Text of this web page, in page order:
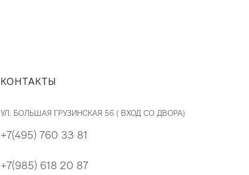
КОНТАКТЫ
УЛ. БОЛЬШАЯ ГРУЗИНСКАЯ 56 ( ВХОД СО ДВОРА)
+7(495) 760 33 81
+7(985) 618 20 87